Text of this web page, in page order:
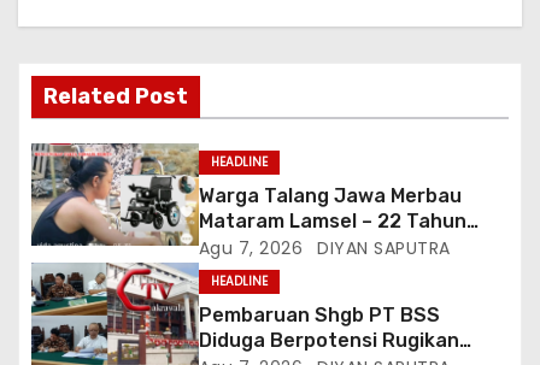
Related Post
HEADLINE
Warga Talang Jawa Merbau
Mataram Lamsel – 22 Tahun
Lumpuh Vina Agustina Viral Di
Tiktok Inginkan Kursi Roda
Listrik, Kepala Perwakilan
Provinsi Lampung Media
Cakrawala Tv Meminta Pemda
Agu 7, 2026 DIYAN SAPUTRA
HEADLINE
Pembaruan Shgb PT BSS
Diduga Berpotensi Rugikan